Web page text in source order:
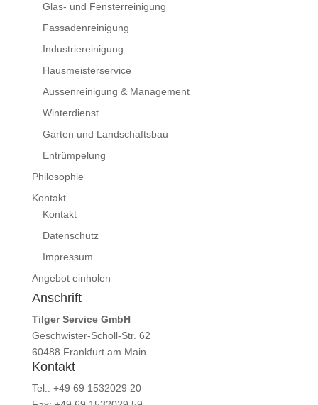
Glas- und Fensterreinigung
Fassadenreinigung
Industriereinigung
Hausmeisterservice
Aussenreinigung & Management
Winterdienst
Garten und Landschaftsbau
Entrümpelung
Philosophie
Kontakt
Kontakt
Datenschutz
Impressum
Angebot einholen
Anschrift
Tilger Service GmbH
Geschwister-Scholl-Str. 62
60488 Frankfurt am Main
Kontakt
Tel.: +49 69 1532029 20